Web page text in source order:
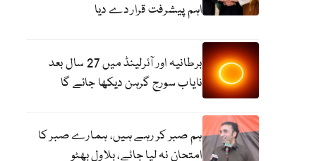
اہم پیشرفت قرار دے دیا
برطانیہ اور آئرلینڈ میں 27 سال بعد
نایاب سورج گرہن دیکھا جائے گا
ہم صبر کر رہے ہیں، ہمارے صبر کا
امتحان نہ لیا جائے، بلاول بھٹو